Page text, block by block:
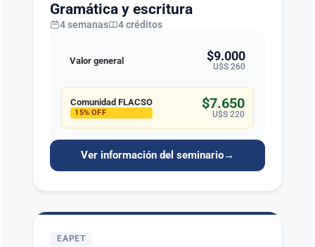
Gramática y escritura
4 semanas 4 créditos
Valor general $9.000
U$S 260
Comunidad FLACSO
15% OFF
$7.650
U$S 220
Ver información del seminario→
EAPET